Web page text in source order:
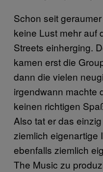
Schon seit
keine Lust mehr auf
Streets einherging.
kamen erst die
dann die vielen
irgendwann machte
keinen richtigen
Also tat er das
ziemlich eigenartige
ebenfalls ziemlich
The Music zu